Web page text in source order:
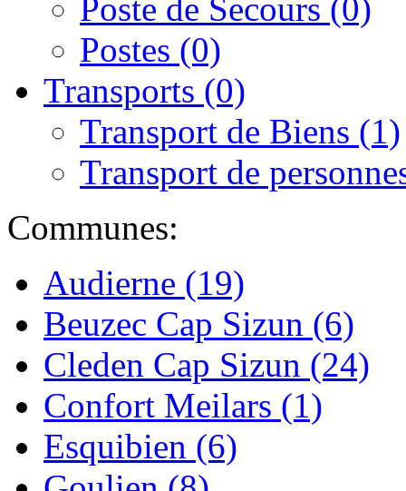
Poste de Secours (0)
Postes (0)
Transports (0)
Transport de Biens (1)
Transport de
Communes:
Audierne (19)
Beuzec Cap Sizun (6)
Cleden Cap Sizun (24)
Confort Meilars (1)
Esquibien (6)